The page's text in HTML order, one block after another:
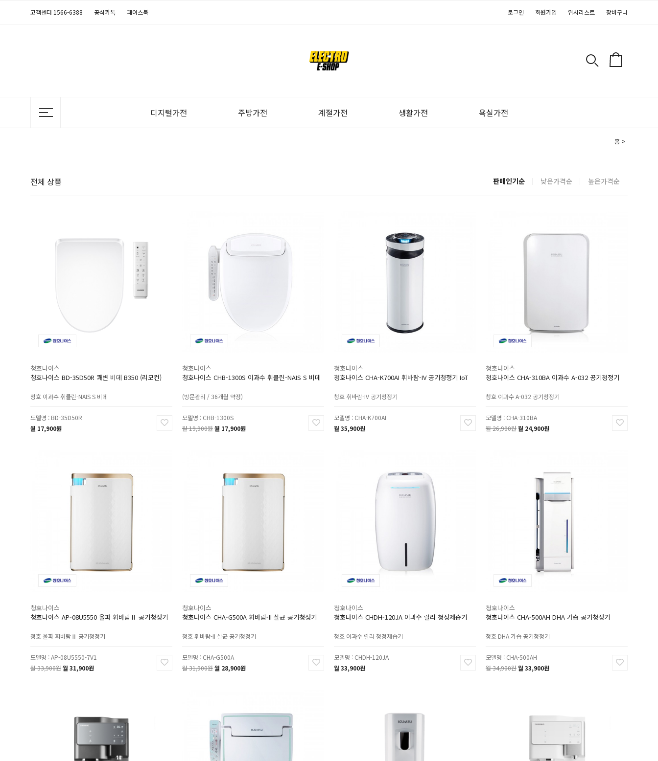
고객센터 1566-6388 공식카톡 페이스북 로그인 회원가입 위시리스트 장바구니
디지털가전
휴대폰
주방가전 계절가전
가습공기청정기
생활가전 욕실가전
홈 >
전체 상품 판매인기순 낮은가격순 높은가격순
청호나이스
청호나이스 BD-35D50R 쾌변 비데 B350 (리모컨)
청호 이과수 휘클린-NAIS S 비데
모델명 : BD-35D50R
월 17,900원
청호나이스
청호나이스 CHB-1300S 이과수 휘클린-NAIS S 비데
(방문관리 / 36개월 약정)
모델명 : CHB-1300S
월 19,900원월 17,900원
청호나이스
청호나이스 CHA-K700AI 휘바람-IV 공기청정기 IoT
청호 휘바람-IV 공기청정기
모델명 : CHA-K700AI
월 35,900원
청호나이스
청호나이스 CHA-310BA 이과수 A-032 공기청정기
청호 이과수 A-032 공기청정기
모델명 : CHA-310BA
월 26,900원월 24,900원
청호나이스
청호나이스 AP-08U5550 울파 휘바람Ⅱ 공기청정기
청호 울파 휘바람Ⅱ 공기청정기
모델명 : AP-08U5550-7V1
월 33,900원월 31,900원
청호나이스
청호나이스 CHA-G500A 휘바람-II 살균 공기청정기
청호 휘바람-II 살균 공기청정기
모델명 : CHA-G500A
월 31,900원월 28,900원
청호나이스
청호나이스 CHDH-120JA 이과수 릴리 청정제습기
청호 이과수 릴리 청정제습기
모델명 : CHDH-120JA
월 33,900원
청호나이스
청호나이스 CHA-500AH DHA 가습 공기청정기
청호 DHA 가습 공기청정기
모델명 : CHA-500AH
월 34,900원월 33,900원